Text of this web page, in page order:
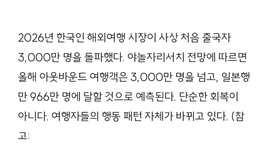
2026년 한국인 해외여행 시장이 사상 처음 출국자
3,000만 명을 돌파했다. 야놀자리서치 전망에 따르면
올해 아웃바운드 여행객은 3,000만 명을 넘고, 일본행
만 966만 명에 달할 것으로 예측된다. 단순한 회복이
아니다. 여행자들의 행동 패턴 자체가 바뀌고 있다. (참
고: